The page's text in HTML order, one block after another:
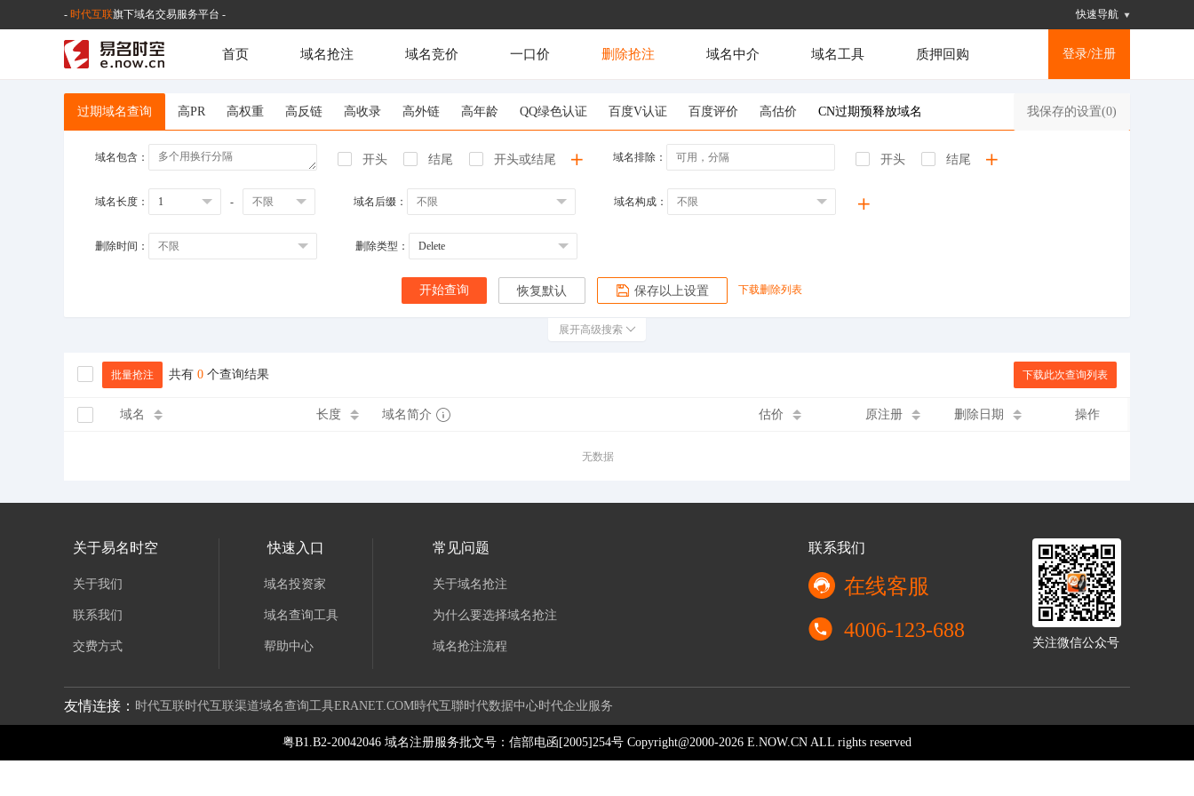
- 时代互联旗下域名交易服务平台 - 快速导航
首页 域名抢注 域名竞价 一口价 删除抢注 域名中介 域名工具 质押回购 登录/注册
过期域名查询 高PR 高权重 高反链 高收录 高外链 高年龄 QQ绿色认证 百度V认证 百度评价 高估价 CN过期预释放域名 我保存的设置(0)
域名包含： 开头 结尾 开头或结尾 域名排除： 开头 结尾
域名长度： - 域名后缀： 域名构成：
删除时间： 删除类型：
开始查询 恢复默认 保存以上设置 下载删除列表
展开高级搜索
批量抢注 共有 0 个查询结果 下载此次查询列表
域名 长度 域名简介 估价 原注册 删除日期 操作
无数据
关于易名时空
关于我们
联系我们
交费方式
快速入口
域名投资家
域名查询工具
帮助中心
常见问题
关于域名抢注
为什么要选择域名抢注
域名抢注流程
联系我们
在线客服
4006-123-688
关注微信公众号
友情连接： 时代互联时代互联渠道域名查询工具ERANET.COM時代互聯时代数据中心时代企业服务
粤B1.B2-20042046 域名注册服务批文号：信部电函[2005]254号 Copyright@2000-2026 E.NOW.CN ALL rights reserved